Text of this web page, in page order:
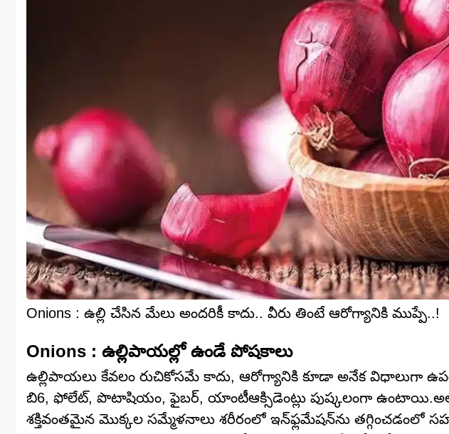
Onions : ఉల్లి చేసిన మేలు అందరికీ కాదు.. వీరు తింటే ఆరోగ్యానికి ముప్పే..!
Onions : ఉల్లిపాయల్లో ఉండే పోషకాలు
ఉల్లిపాయలు కేవలం రుచికోసమే కాదు, ఆరోగ్యానికి కూడా అనేక
బి6, ఫోలేట్, పొటాషియం, ఫైబర్, యాంటీఆక్సిడెంట్లు పుష్కలంగా
శక్తివంతమైన మొక్కల సమ్మేళనాలు శరీరంలో ఇన్‌ఫ్లమేషన్‌ను తగ్గించడంలో